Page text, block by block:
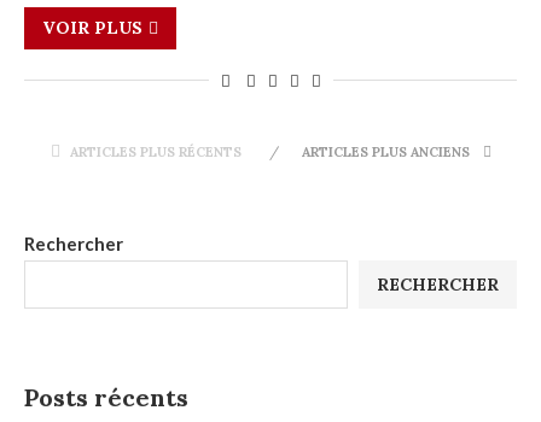
VOIR PLUS
ARTICLES PLUS RÉCENTS ARTICLES PLUS ANCIENS
Rechercher
RECHERCHER
Posts récents